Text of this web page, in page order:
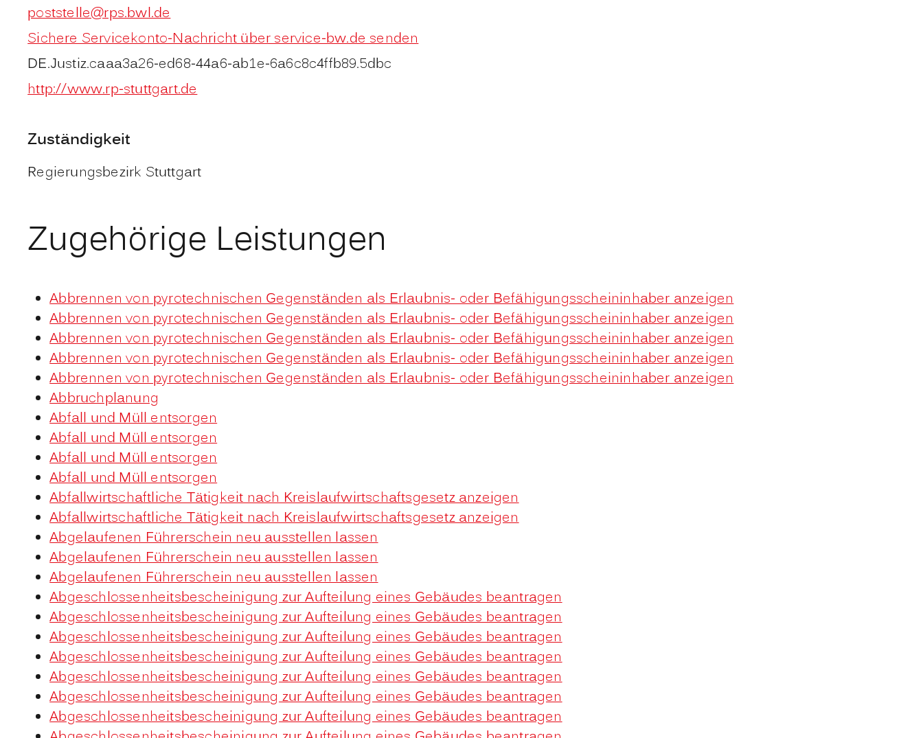
poststelle@rps.bwl.de
Sichere Servicekonto-Nachricht über service-bw.de senden
DE.Justiz.caaa3a26-ed68-44a6-ab1e-6a6c8c4ffb89.5dbc
http://www.rp-stuttgart.de
Zuständigkeit
Regierungsbezirk Stuttgart
Zugehörige Leistungen
Abbrennen von pyrotechnischen Gegenständen als Erlaubnis- oder Befähigungsscheininhaber anzeigen
Abbrennen von pyrotechnischen Gegenständen als Erlaubnis- oder Befähigungsscheininhaber anzeigen
Abbrennen von pyrotechnischen Gegenständen als Erlaubnis- oder Befähigungsscheininhaber anzeigen
Abbrennen von pyrotechnischen Gegenständen als Erlaubnis- oder Befähigungsscheininhaber anzeigen
Abbrennen von pyrotechnischen Gegenständen als Erlaubnis- oder Befähigungsscheininhaber anzeigen
Abbruchplanung
Abfall und Müll entsorgen
Abfall und Müll entsorgen
Abfall und Müll entsorgen
Abfall und Müll entsorgen
Abfallwirtschaftliche Tätigkeit nach Kreislaufwirtschaftsgesetz anzeigen
Abfallwirtschaftliche Tätigkeit nach Kreislaufwirtschaftsgesetz anzeigen
Abgelaufenen Führerschein neu ausstellen lassen
Abgelaufenen Führerschein neu ausstellen lassen
Abgelaufenen Führerschein neu ausstellen lassen
Abgeschlossenheitsbescheinigung zur Aufteilung eines Gebäudes beantragen
Abgeschlossenheitsbescheinigung zur Aufteilung eines Gebäudes beantragen
Abgeschlossenheitsbescheinigung zur Aufteilung eines Gebäudes beantragen
Abgeschlossenheitsbescheinigung zur Aufteilung eines Gebäudes beantragen
Abgeschlossenheitsbescheinigung zur Aufteilung eines Gebäudes beantragen
Abgeschlossenheitsbescheinigung zur Aufteilung eines Gebäudes beantragen
Abgeschlossenheitsbescheinigung zur Aufteilung eines Gebäudes beantragen